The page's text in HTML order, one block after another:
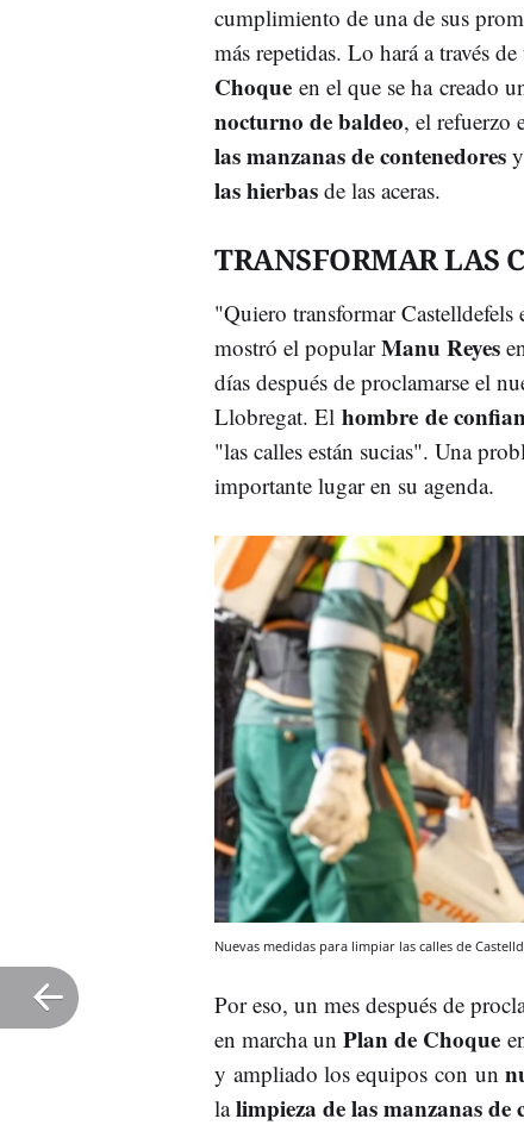
cumplimiento de una de sus
más repetidas. Lo hará a través de
Choque en el que se ha creado
nocturno de baldeo, el refuerzo
las manzanas de contenedores
las hierbas de las aceras.
TRANSFORMAR LAS
"Quiero transformar
mostró el popularManu Reyes
días después de proclamarse el
Llobregat. El hombre de
"las calles están sucias". Una
importante lugar en su agenda.
Nuevas medidas para limpiar las calles de
Por eso, un mes después de
en marcha un Plan de Choque
y ampliado los equipos con un
lalimpieza de las manzanas de